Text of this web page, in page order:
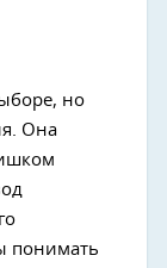
но
Она
понимать